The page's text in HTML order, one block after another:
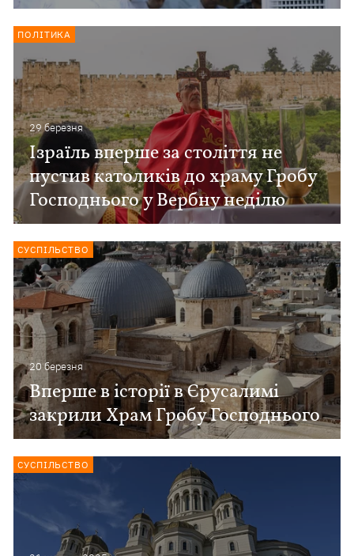
29 березня
Ізраїль вперше за століття не
пустив католиків до храму Гробу
Господнього у Вербну неділю
ПОЛІТИКА
20 березня
Вперше в історії в Єрусалимі
закрили Храм Гробу Господнього
СУСПІЛЬСТВО
СУСПІЛЬСТВО